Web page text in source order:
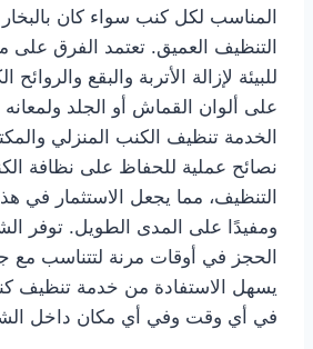
المناسب لكل كنب سواء كان
التنظيف العميق. تعتمد الفرق على
للبيئة لإزالة الأتربة والبقع
على ألوان القماش أو الجلد
الخدمة تنظيف الكنب المنزلي
نصائح عملية للحفاظ على نظافة
التنظيف، مما يجعل الاستثمار في
ومفيدًا على المدى الطويل. توفر
الحجز في أوقات مرنة لتتناسب مع
يسهل الاستفادة من خدمة تنظيف
في أي وقت وفي أي مكان داخل